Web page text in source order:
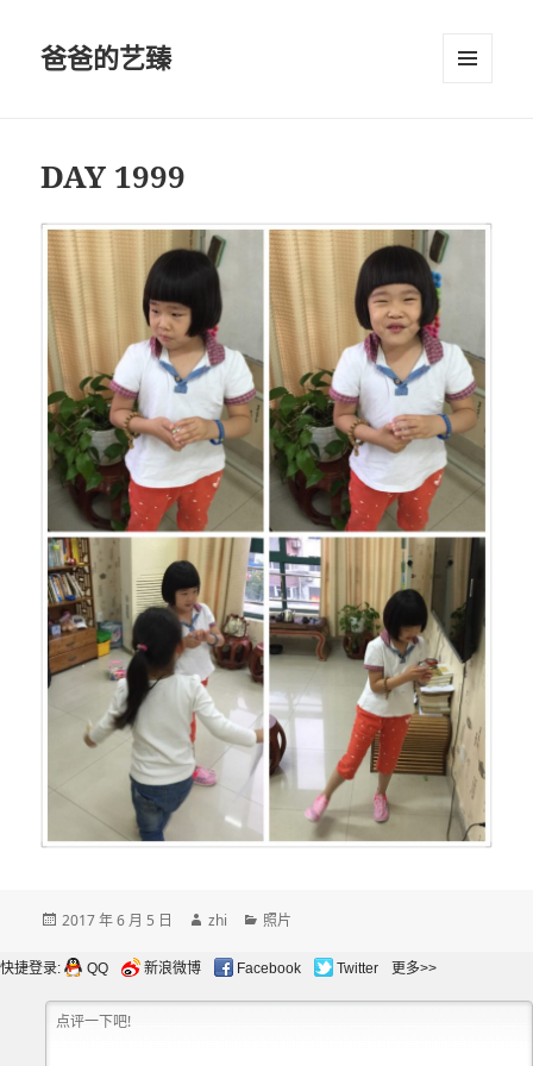
爸爸的艺臻
DAY 1999
发
于
2017 年 6 月 5 日
作
zhi
分
照片
快捷登录: QQ 新浪微博 Facebook Twitter 更多>>